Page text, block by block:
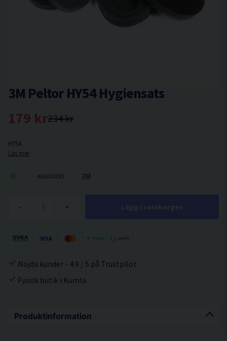
Produktinformation
3M Peltor HY54 Hygiensats
234 kr
179 kr
HY54.
Läs mer
466100385 3M
- +
Nöjda kunder - 4.9 / 5 på Trustpilot
Fysisk butik i Kumla